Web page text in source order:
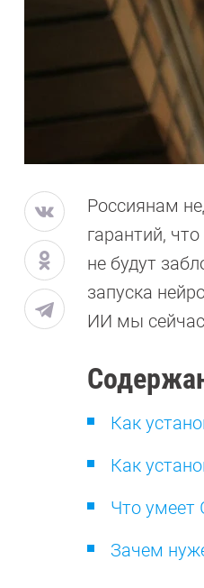
Россиянам
гарантий,
не будут
запуска
ИИ мы
Как
Как
Что умеет
Зачем